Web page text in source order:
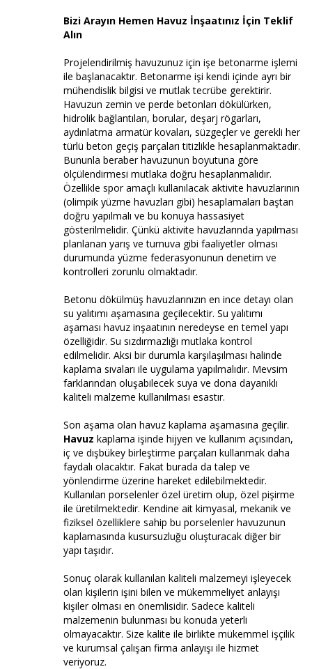
Bizi Arayın Hemen Havuz İnşaatınız İçin Teklif
Alın
Projelendirilmiş havuzunuz için işe betonarme işlemi
ile başlanacaktır. Betonarme işi kendi içinde ayrı bir
mühendislik bilgisi ve mutlak tecrübe gerektirir.
Havuzun zemin ve perde betonları dökülürken,
hidrolik bağlantıları, borular, deşarj rögarları,
aydınlatma armatür kovaları, süzgeçler ve gerekli her
türlü beton geçiş parçaları titizlikle hesaplanmaktadır.
Bununla beraber havuzunun boyutuna göre
ölçülendirmesi mutlaka doğru hesaplanmalıdır.
Özellikle spor amaçlı kullanılacak aktivite havuzlarının
(olimpik yüzme havuzları gibi) hesaplamaları baştan
doğru yapılmalı ve bu konuya hassasiyet
gösterilmelidir. Çünkü aktivite havuzlarında yapılması
planlanan yarış ve turnuva gibi faaliyetler olması
durumunda yüzme federasyonunun denetim ve
kontrolleri zorunlu olmaktadır.
Betonu dökülmüş havuzlarınızın en ince detayı olan
su yalıtımı aşamasına geçilecektir. Su yalıtımı
aşaması havuz inşaatının neredeyse en temel yapı
özelliğidir. Su sızdırmazlığı mutlaka kontrol
edilmelidir. Aksi bir durumla karşılaşılması halinde
kaplama sıvaları ile uygulama yapılmalıdır. Mevsim
farklarından oluşabilecek suya ve dona dayanıklı
kaliteli malzeme kullanılması esastır.
Son aşama olan havuz kaplama aşamasına geçilir.
Havuz kaplama işinde hijyen ve kullanım açısından,
iç ve dışbükey birleştirme parçaları kullanmak daha
faydalı olacaktır. Fakat burada da talep ve
yönlendirme üzerine hareket edilebilmektedir.
Kullanılan porselenler özel üretim olup, özel pişirme
ile üretilmektedir. Kendine ait kimyasal, mekanik ve
fiziksel özelliklere sahip bu porselenler havuzunun
kaplamasında kusursuzluğu oluşturacak diğer bir
yapı taşıdır.
Sonuç olarak kullanılan kaliteli malzemeyi işleyecek
olan kişilerin işini bilen ve mükemmeliyet anlayışı
kişiler olması en önemlisidir. Sadece kaliteli
malzemenin bulunması bu konuda yeterli
olmayacaktır. Size kalite ile birlikte mükemmel işçilik
ve kurumsal çalışan firma anlayışı ile hizmet
veriyoruz.